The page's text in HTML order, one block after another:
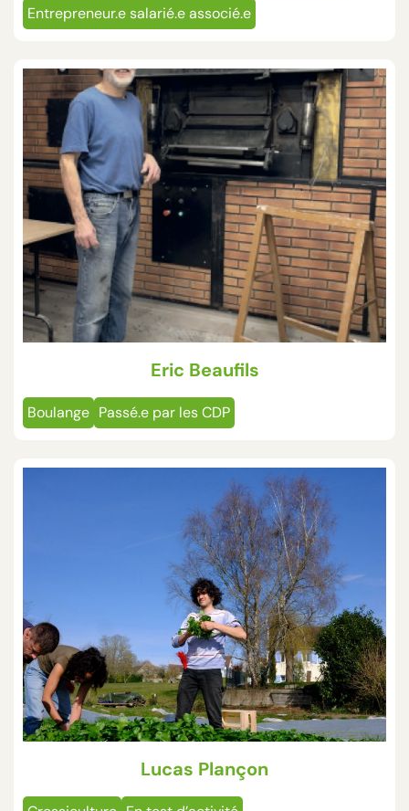
Entrepreneur.e salarié.e associé.e
Eric Beaufils
Boulange Passé.e par les CDP
Lucas Plançon